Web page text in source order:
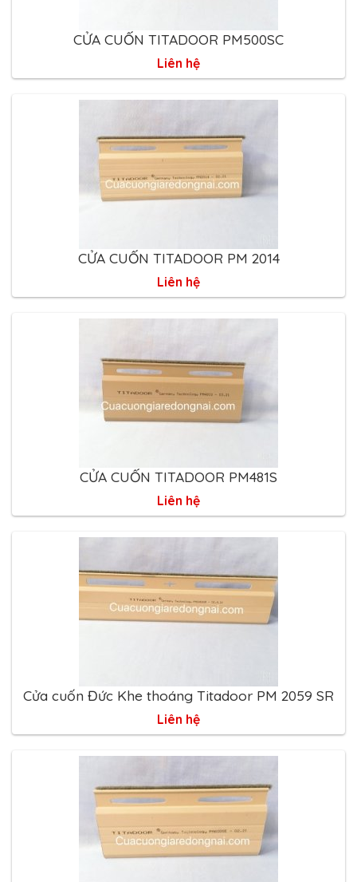
CỬA CUỐN TITADOOR PM500SC
Liên hệ
CỬA CUỐN TITADOOR PM 2014
Liên hệ
CỬA CUỐN TITADOOR PM481S
Liên hệ
Cửa cuốn Đức Khe thoáng Titadoor PM 2059 SR
Liên hệ